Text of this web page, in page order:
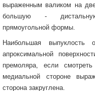
выраженным валиком на
большую -
прямоугольной формы.
Наибольшая выпуклость
апроксимальной
премоляра, если
медиальной стороне
сторона закруглена.